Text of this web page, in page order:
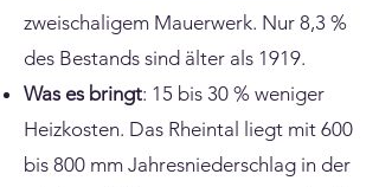
zweischaligem Mauerwerk. Nur 8,3 %
des Bestands sind älter als 1919.
Was es bringt: 15 bis 30 % weniger
Heizkosten. Das Rheintal liegt mit 600
bis 800 mm Jahresniederschlag in der